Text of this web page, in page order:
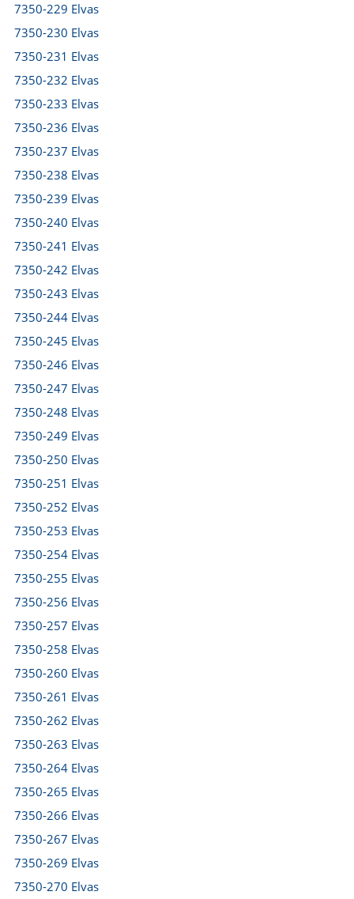
7350-229 Elvas
7350-230 Elvas
7350-231 Elvas
7350-232 Elvas
7350-233 Elvas
7350-236 Elvas
7350-237 Elvas
7350-238 Elvas
7350-239 Elvas
7350-240 Elvas
7350-241 Elvas
7350-242 Elvas
7350-243 Elvas
7350-244 Elvas
7350-245 Elvas
7350-246 Elvas
7350-247 Elvas
7350-248 Elvas
7350-249 Elvas
7350-250 Elvas
7350-251 Elvas
7350-252 Elvas
7350-253 Elvas
7350-254 Elvas
7350-255 Elvas
7350-256 Elvas
7350-257 Elvas
7350-258 Elvas
7350-260 Elvas
7350-261 Elvas
7350-262 Elvas
7350-263 Elvas
7350-264 Elvas
7350-265 Elvas
7350-266 Elvas
7350-267 Elvas
7350-269 Elvas
7350-270 Elvas